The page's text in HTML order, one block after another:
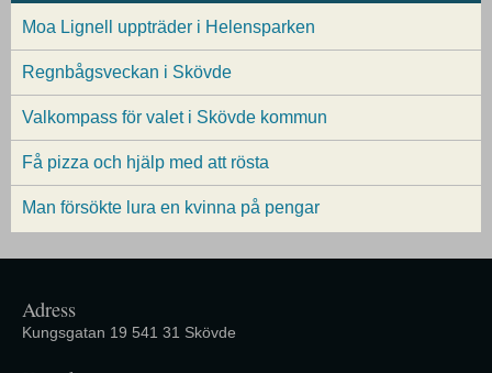
Moa Lignell uppträder i Helensparken
Regnbågsveckan i Skövde
Valkompass för valet i Skövde kommun
Få pizza och hjälp med att rösta
Man försökte lura en kvinna på pengar
Adress
Kungsgatan 19 541 31 Skövde